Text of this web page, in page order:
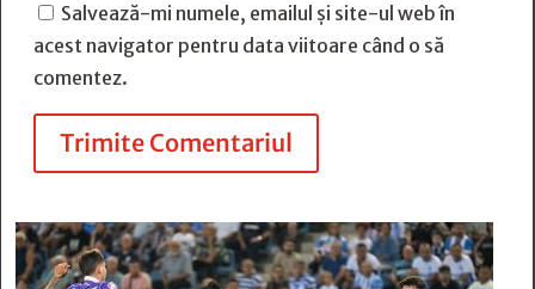
Salvează-mi numele, emailul și site-ul web în
acest navigator pentru data viitoare când o să
comentez.
Trimite Comentariul